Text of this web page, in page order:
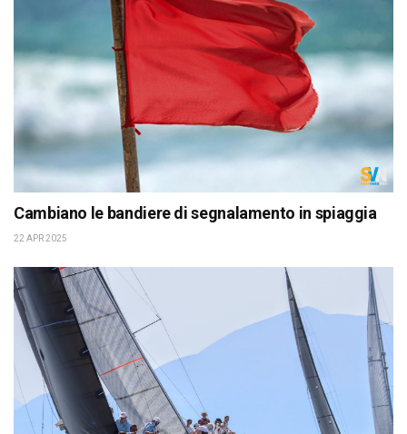
Cambiano le bandiere di segnalamento in spiaggia
22 APR 2025